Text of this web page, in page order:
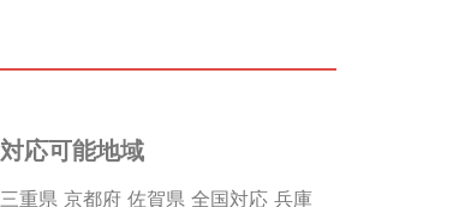
対応可能地域
三重県 京都府 佐賀県 全国対応 兵庫